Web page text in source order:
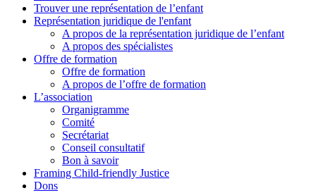
Trouver une représentation de l’enfant
Représentation juridique de l'enfant
A propos de la représentation juridique de l’enfant
A propos des spécialistes
Offre de formation
Offre de formation
A propos de l’offre de formation
L’association
Organigramme
Comité
Secrétariat
Conseil consultatif
Bon à savoir
Framing Child-friendly Justice
Dons